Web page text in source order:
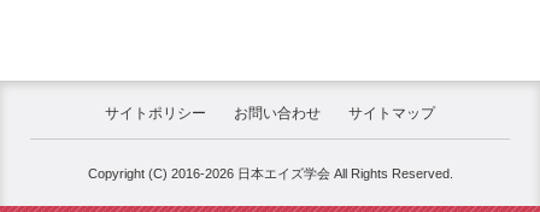
サイトポリシー お問い合わせ サイトマップ
Copyright (C) 2016-2026 日本エイズ学会 All Rights Reserved.